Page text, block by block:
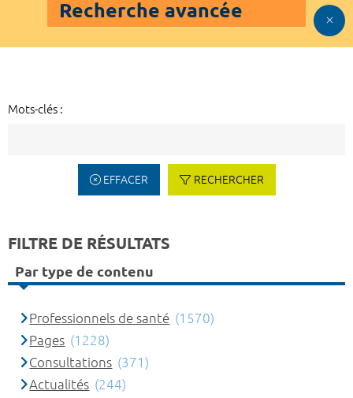
Recherche avancée
Mots-clés :
EFFACER RECHERCHER
FILTRE DE RÉSULTATS
Par type de contenu
Professionnels de santé (1570)
Pages (1228)
Consultations (371)
Actualités (244)